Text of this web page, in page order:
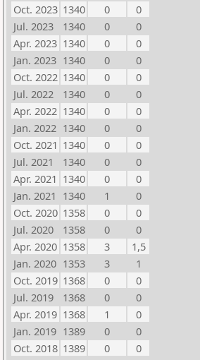
Oct. 2023 1340 0
0
Jul. 2023
1340 0
0
Apr. 2023 1340 0
0
Jan. 2023 1340 0
0
Oct. 2022 1340 0
0
Jul. 2022
1340 0
0
Apr. 2022 1340 0
0
Jan. 2022 1340 0
0
Oct. 2021 1340 0
0
Jul. 2021
1340 0
0
Apr. 2021 1340 0
0
Jan. 2021 1340 1
0
Oct. 2020 1358 0
0
Jul. 2020
1358 0
0
Apr. 2020 1358 3
1,5
Jan. 2020 1353 3
1
Oct. 2019 1368 0
0
Jul. 2019
1368 0
0
Apr. 2019 1368 1
0
Jan. 2019 1389 0
0
Oct. 2018 1389 0
0